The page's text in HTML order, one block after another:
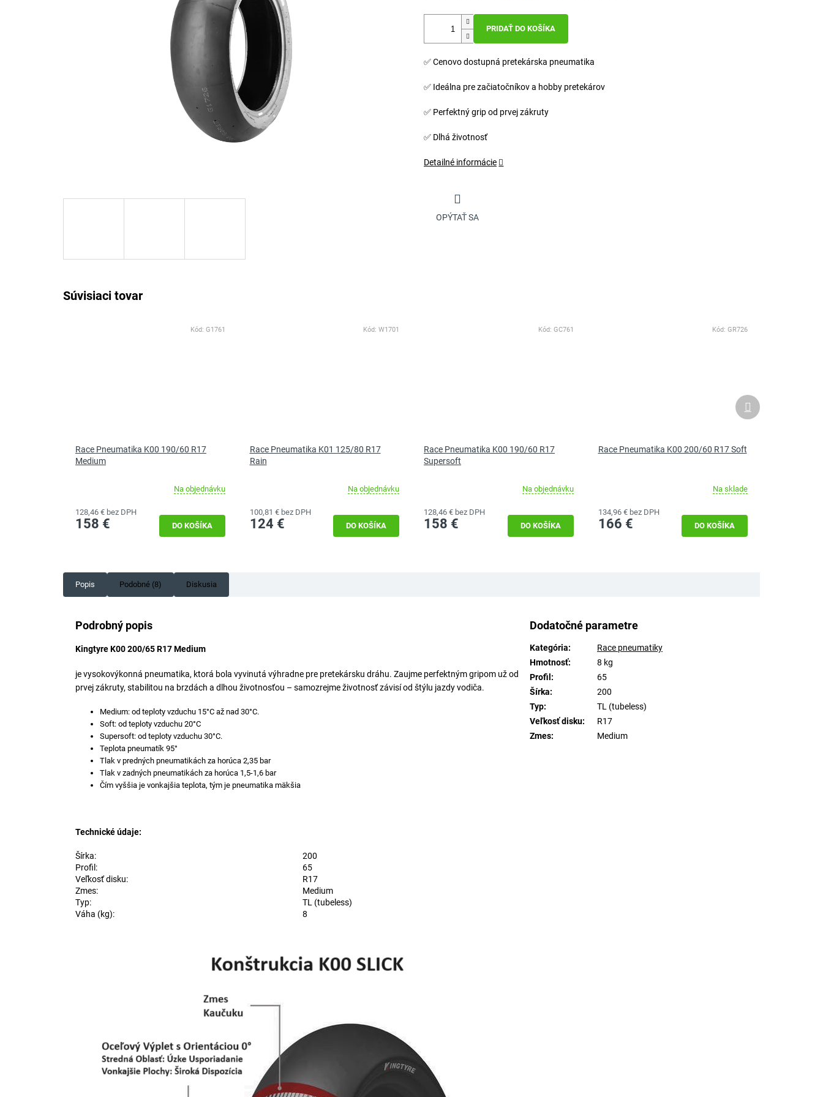
PRIDAŤ DO KOŠÍKA
✅ Cenovo dostupná pretekárska pneumatika
✅ Ideálna pre začiatočníkov a hobby pretekárov
✅ Perfektný grip od prvej zákruty
✅ Dlhá životnosť
Detailné informácie
OPÝTAŤ SA
Súvisiaci tovar
Race Pneumatika K00 190/60 R17
Medium
Na objednávku
128,46 € bez DPH
158 € DO KOŠÍKA
Kód: G1761
Race Pneumatika K01 125/80 R17
Rain
Na objednávku
100,81 € bez DPH
124 € DO KOŠÍKA
Kód: W1701
Race Pneumatika K00 190/60 R17
Supersoft
Na objednávku
128,46 € bez DPH
158 € DO KOŠÍKA
Kód: GC761
Race Pneumatika K00 200/60 R17 Soft
Na sklade
134,96 € bez DPH
166 € DO KOŠÍKA
Kód: GR726
Ďalší
produkt
Popis Podobné (8) Diskusia
Podrobný popis
Kingtyre K00 200/65 R17 Medium
je vysokovýkonná pneumatika, ktorá bola vyvinutá výhradne pre pretekársku dráhu. Zaujme perfektným gripom už od
prvej zákruty, stabilitou na brzdách a dlhou životnosťou – samozrejme životnosť závisí od štýlu jazdy vodiča.
Medium: od teploty vzduchu 15°C až nad 30°C.
Soft: od teploty vzduchu 20°C
Supersoft: od teploty vzduchu 30°C.
Teplota pneumatík 95°
Tlak v predných pneumatikách za horúca 2,35 bar
Tlak v zadných pneumatikách za horúca 1,5-1,6 bar
Čím vyššia je vonkajšia teplota, tým je pneumatika mäkšia
Technické údaje:
Šírka:
200
Profil:
65
Veľkosť disku:
R17
Zmes:
Medium
Typ:
TL (tubeless)
Váha (kg):
8
Dodatočné parametre
Kategória:
Race pneumatiky
Hmotnosť:
8 kg
Profil:
65
Šírka:
200
Typ:
TL (tubeless)
Veľkosť disku:
R17
Zmes: Medium